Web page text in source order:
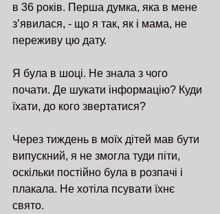
в 36 років. Перша думка, яка в мене
зʼявилася, - що я так, як і мама, не
переживу цю дату.
Я була в шоці. Не знала з чого
почати. Де шукати інформацію? Куди
їхати, до кого звертатися?
Через тиждень в моїх дітей мав бути
випускний, я не змогла туди піти,
оскільки постійно була в розпачі і
плакала. Не хотіла псувати їхнє
свято.